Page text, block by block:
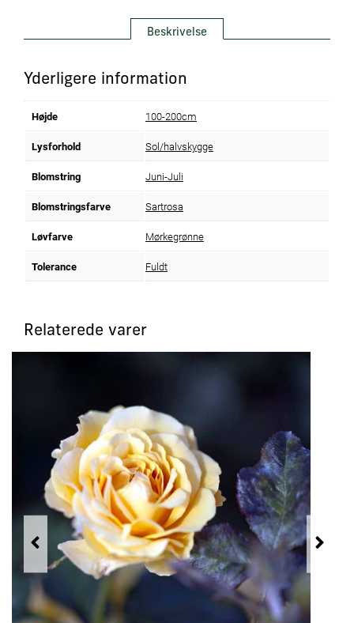
Beskrivelse
Yderligere information
Højde 100-200cm
Lysforhold Sol/halvskygge
Blomstring Juni-Juli
Blomstringsfarve Sartrosa
Løvfarve Mørkegrønne
Tolerance Fuldt
Relaterede varer